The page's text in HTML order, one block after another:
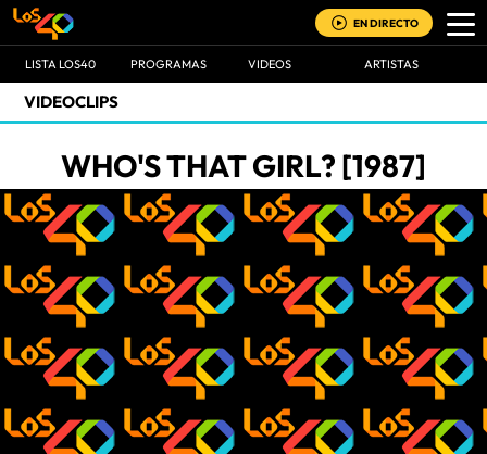
EN DIRECTO
LISTA LOS40 PROGRAMAS VIDEOS ARTISTAS
VIDEOCLIPS
WHO'S THAT GIRL? [1987]